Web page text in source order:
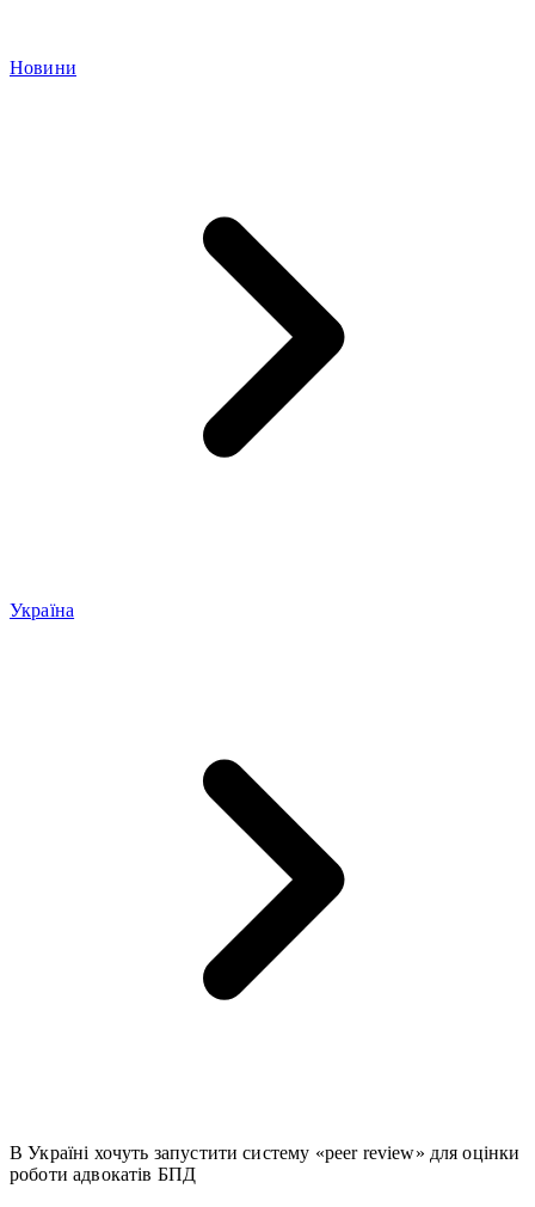
Новини
Україна
В Україні хочуть запустити систему «peer review» для оцінки
роботи адвокатів БПД